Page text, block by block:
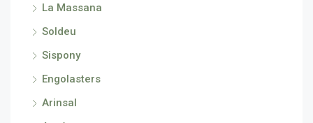
La Massana
Soldeu
Sispony
Engolasters
Arinsal